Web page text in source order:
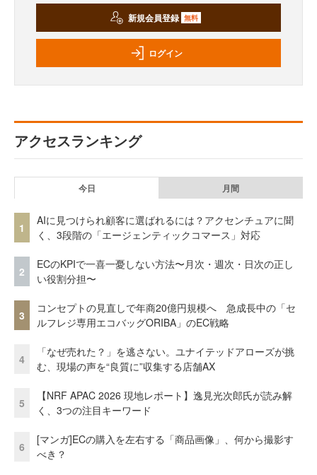
新規会員登録 無料
ログイン
アクセスランキング
今日 月間
1
AIに見つけられ顧客に選ばれるには？アクセンチュアに聞
く、3段階の「エージェンティックコマース」対応
2
ECのKPIで一喜一憂しない方法〜月次・週次・日次の正し
い役割分担〜
3
コンセプトの見直しで年商20億円規模へ 急成長中の「セ
ルフレジ専用エコバッグORIBA」のEC戦略
4
「なぜ売れた？」を逃さない。ユナイテッドアローズが挑
む、現場の声を“良質に”収集する店舗AX
5
【NRF APAC 2026 現地レポート】逸見光次郎氏が読み解
く、3つの注目キーワード
6
[マンガ]ECの購入を左右する「商品画像」、何から撮影す
べき？